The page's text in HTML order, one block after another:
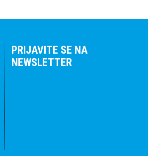
PRIJAVITE SE NA
NEWSLETTER